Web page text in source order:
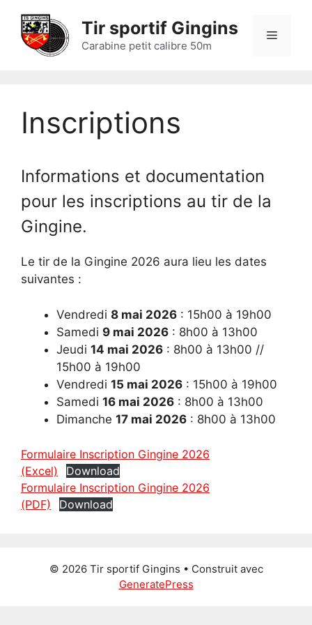
contenu
Tir sportif Gingins
Carabine petit calibre 50m
Menu
Inscriptions
Informations et documentation
pour les inscriptions au tir de la
Gingine.
Le tir de la Gingine 2026 aura lieu les dates
suivantes :
Vendredi 8 mai 2026 : 15h00 à 19h00
Samedi 9 mai 2026 : 8h00 à 13h00
Jeudi 14 mai 2026 : 8h00 à 13h00 //
15h00 à 19h00
Vendredi 15 mai 2026 : 15h00 à 19h00
Samedi 16 mai 2026 : 8h00 à 13h00
Dimanche 17 mai 2026 : 8h00 à 13h00
Formulaire Inscription Gingine 2026
(Excel)
Download
Formulaire Inscription Gingine 2026
(PDF)
Download
© 2026 Tir sportif Gingins • Construit avec
GeneratePress